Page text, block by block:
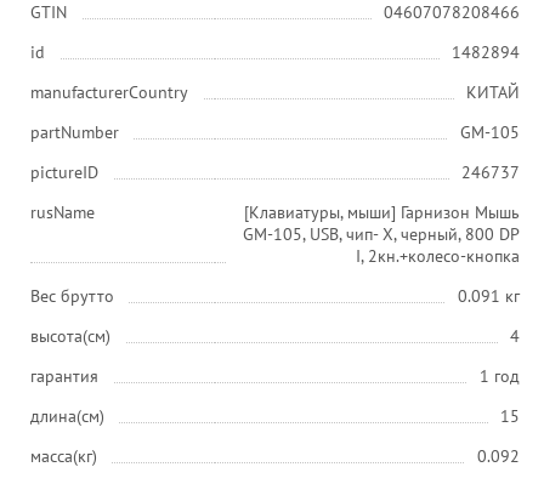
GTIN
04607078208466
id
1482894
manufacturerCountry
КИТАЙ
partNumber
GM-105
pictureID
246737
rusName
[Клавиатуры, мыши] Гарнизон Мышь
GM-105, USB, чип- Х, черный, 800 DP
I, 2кн.+колесо-кнопка
Вес брутто
0.091 кг
высота(см)
4
гарантия
1 год
длина(см)
15
масса(кг)
0.092